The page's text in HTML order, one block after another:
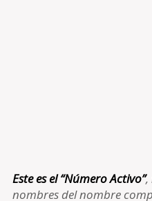
Este es el “Número Activo”,
nombres del nombre